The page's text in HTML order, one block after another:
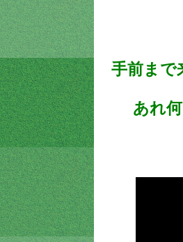
手前まで
あれ